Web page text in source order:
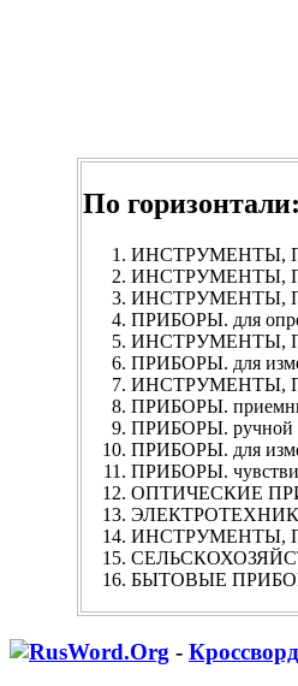
По горизонтали:
ИНСТРУМЕНТЫ,
ИНСТРУМЕНТЫ,
ИНСТРУМЕНТЫ,
ПРИБОРЫ. для
ИНСТРУМЕНТЫ,
ПРИБОРЫ. для
ИНСТРУМЕНТЫ,
ПРИБОРЫ.
ПРИБОРЫ. ручной
ПРИБОРЫ. для
ПРИБОРЫ.
ОПТИЧЕСКИЕ
ЭЛЕКТРОТЕХНИКА.
ИНСТРУМЕНТЫ,
БЫТОВЫЕ
-